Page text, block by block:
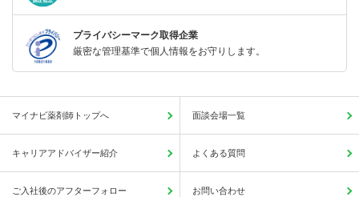
プライバシーマーク取得企業
厳密な管理基準で個人情報をお守りします。
マイナビ薬剤師トップへ 面談会場一覧
キャリアアドバイザー紹介 よくある質問
ご入社後のアフターフォロー お問い合わせ